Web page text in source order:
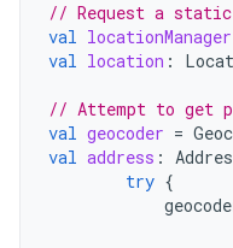
// Request a
val locationManager
val location :
// Attempt to get
val geocoder =
val address :
try {